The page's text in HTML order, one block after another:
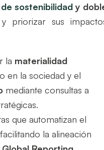
sostenibilidady
priorizar sus
la materialidad
en la sociedad y el
mediante consultas a
que automatizan el
la alineación